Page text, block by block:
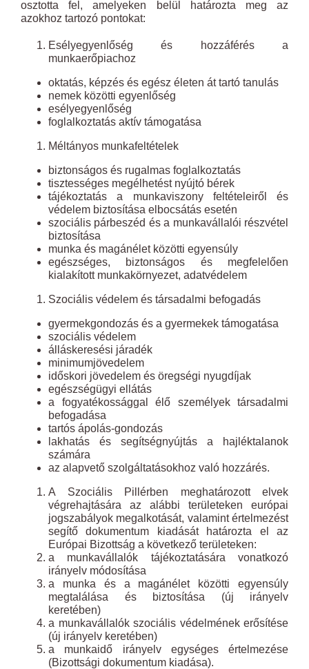
osztotta fel, amelyeken belül határozta meg az
azokhoz tartozó pontokat:
Esélyegyenlőség és hozzáférés a
munkaerőpiachoz
oktatás, képzés és egész életen át tartó tanulás
nemek közötti egyenlőség
esélyegyenlőség
foglalkoztatás aktív támogatása
Méltányos munkafeltételek
biztonságos és rugalmas foglalkoztatás
tisztességes megélhetést nyújtó bérek
tájékoztatás a munkaviszony feltételeiről és
védelem biztosítása elbocsátás esetén
szociális párbeszéd és a munkavállalói részvétel
biztosítása
munka és magánélet közötti egyensúly
egészséges, biztonságos és megfelelően
kialakított munkakörnyezet, adatvédelem
Szociális védelem és társadalmi befogadás
gyermekgondozás és a gyermekek támogatása
szociális védelem
álláskeresési járadék
minimumjövedelem
időskori jövedelem és öregségi nyugdíjak
egészségügyi ellátás
a fogyatékossággal élő személyek társadalmi
befogadása
tartós ápolás-gondozás
lakhatás és segítségnyújtás a hajléktalanok
számára
az alapvető szolgáltatásokhoz való hozzárés.
A Szociális Pillérben meghatározott elvek
végrehajtására az alábbi területeken európai
jogszabályok megalkotását, valamint értelmezést
segítő dokumentum kiadását határozta el az
Európai Bizottság a következő területeken:
a munkavállalók tájékoztatására vonatkozó
irányelv módosítása
a munka és a magánélet közötti egyensúly
megtalálása és biztosítása (új irányelv
keretében)
a munkavállalók szociális védelmének erősítése
(új irányelv keretében)
a munkaidő irányelv egységes értelmezése
(Bizottsági dokumentum kiadása).